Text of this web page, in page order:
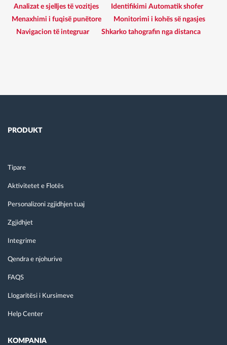
Analizat e sjelljes të vozitjes
Identifikimi Automatik shofer
Menaxhimi i fuqisë punëtore
Monitorimi i kohës së ngasjes
Navigacion të integruar
Shkarko tahografin nga distanca
PRODUKT
Tipare
Aktivitetet e Flotës
Personalizoni zgjidhjen tuaj
Zgjidhjet
Integrime
Qendra e njohurive
FAQS
Llogaritësi i Kursimeve
Help Center
KOMPANIA